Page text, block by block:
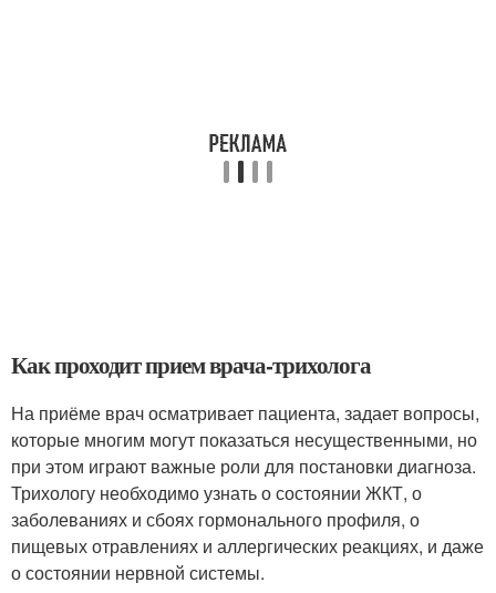
Как проходит прием врача-трихолога
На приёме врач осматривает пациента, задает вопросы,
которые многим могут показаться несущественными, но
при этом играют важные роли для постановки диагноза.
Трихологу необходимо узнать о состоянии ЖКТ, о
заболеваниях и сбоях гормонального профиля, о
пищевых отравлениях и аллергических реакциях, и даже
о состоянии нервной системы.